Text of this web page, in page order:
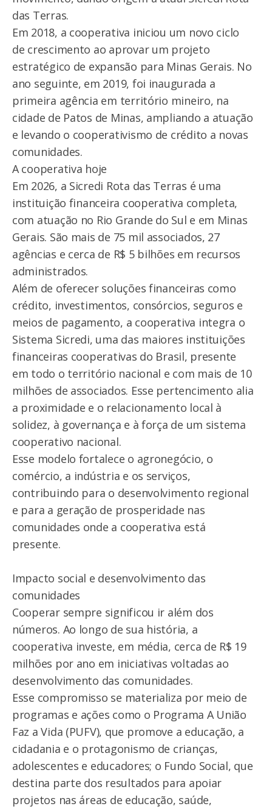
das Terras.
Em 2018, a cooperativa iniciou um novo ciclo
de crescimento ao aprovar um projeto
estratégico de expansão para Minas Gerais. No
ano seguinte, em 2019, foi inaugurada a
primeira agência em território mineiro, na
cidade de Patos de Minas, ampliando a atuação
e levando o cooperativismo de crédito a novas
comunidades.
A cooperativa hoje
Em 2026, a Sicredi Rota das Terras é uma
instituição financeira cooperativa completa,
com atuação no Rio Grande do Sul e em Minas
Gerais. São mais de 75 mil associados, 27
agências e cerca de R$ 5 bilhões em recursos
administrados.
Além de oferecer soluções financeiras como
crédito, investimentos, consórcios, seguros e
meios de pagamento, a cooperativa integra o
Sistema Sicredi, uma das maiores instituições
financeiras cooperativas do Brasil, presente
em todo o território nacional e com mais de 10
milhões de associados. Esse pertencimento alia
a proximidade e o relacionamento local à
solidez, à governança e à força de um sistema
cooperativo nacional.
Esse modelo fortalece o agronegócio, o
comércio, a indústria e os serviços,
contribuindo para o desenvolvimento regional
e para a geração de prosperidade nas
comunidades onde a cooperativa está
presente.
Impacto social e desenvolvimento das
comunidades
Cooperar sempre significou ir além dos
números. Ao longo de sua história, a
cooperativa investe, em média, cerca de R$ 19
milhões por ano em iniciativas voltadas ao
desenvolvimento das comunidades.
Esse compromisso se materializa por meio de
programas e ações como o Programa A União
Faz a Vida (PUFV), que promove a educação, a
cidadania e o protagonismo de crianças,
adolescentes e educadores; o Fundo Social, que
destina parte dos resultados para apoiar
projetos nas áreas de educação, saúde,